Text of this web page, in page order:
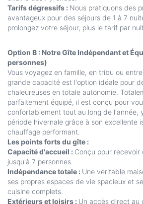
Tarifs dégressifs : Nous pratiquons des
avantageux pour des séjours de 1 à 7
prolongez votre séjour, plus le tarif par
Option B : Notre Gîte Indépendant et
personnes)
Vous voyagez en famille, en tribu ou
grande capacité est l'option idéale pour
chaleureuses en totale autonomie.
parfaitement équipé, il est conçu pour
confortablement tout au long de l'année,
période hivernale grâce à son excellente
chauffage performant.
Les points forts du gîte :
Capacité d'accueil : Conçu pour
jusqu'à 7 personnes.
Indépendance totale : Une véritable
ses propres espaces de vie spacieux et
cuisine complets.
Extérieurs et loisirs : Un accès direct au